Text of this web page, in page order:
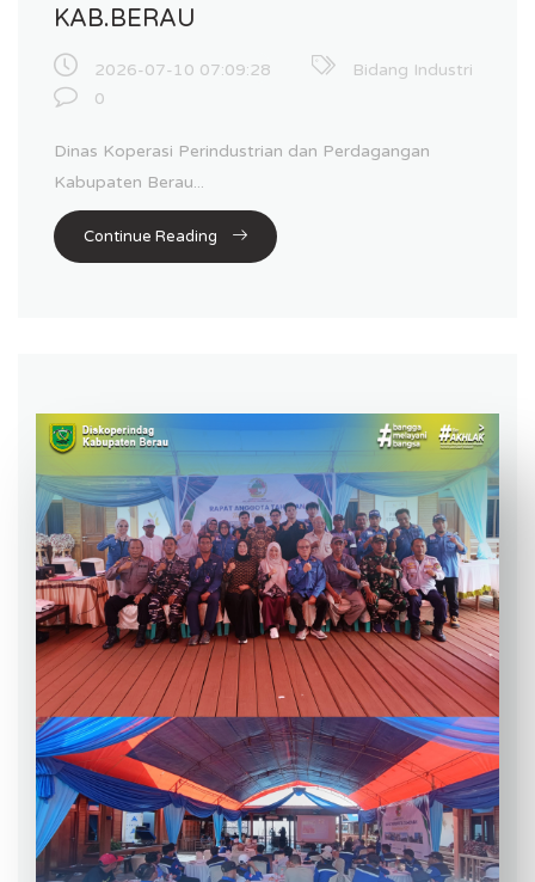
KAB.BERAU
2026-07-10 07:09:28
Bidang Industri
0
Dinas Koperasi Perindustrian dan Perdagangan
Kabupaten Berau...
Continue Reading